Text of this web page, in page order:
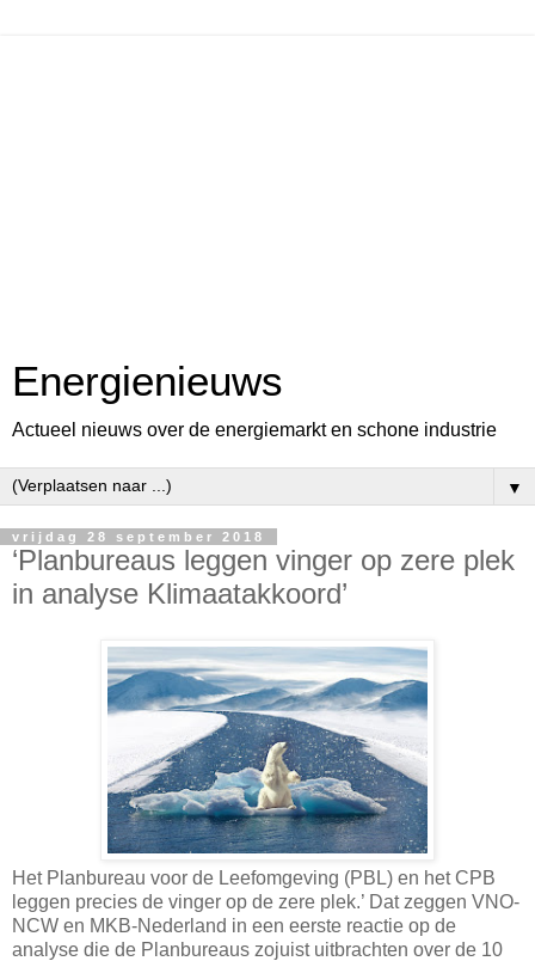
Energienieuws
Actueel nieuws over de energiemarkt en schone industrie
▼
vrijdag 28 september 2018
‘Planbureaus leggen vinger op zere plek
in analyse Klimaatakkoord’
Het Planbureau voor de Leefomgeving (PBL) en het CPB
leggen precies de vinger op de zere plek.’ Dat zeggen VNO-
NCW en MKB-Nederland in een eerste reactie op de
analyse die de Planbureaus zojuist uitbrachten over de 10